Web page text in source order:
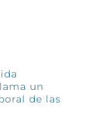
un
de las